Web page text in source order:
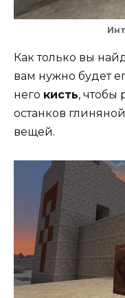
Как только вы
вам нужно будет
него кисть, чтобы
останков
вещей.